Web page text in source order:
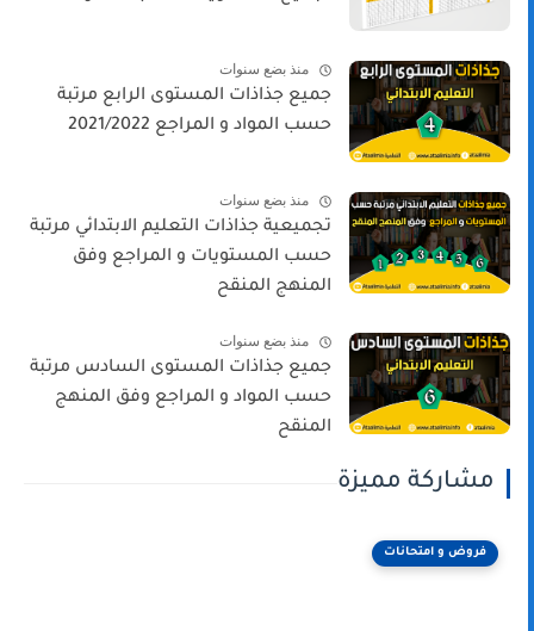
منذ بضع سنوات
جميع جذاذات المستوى الرابع مرتبة
حسب المواد و المراجع 2021/2022
منذ بضع سنوات
تجميعية جذاذات التعليم الابتدائي مرتبة
حسب المستويات و المراجع وفق
المنهج المنقح
منذ بضع سنوات
جميع جذاذات المستوى السادس مرتبة
حسب المواد و المراجع وفق المنهج
المنقح
مشاركة مميزة
فروض و امتحانات